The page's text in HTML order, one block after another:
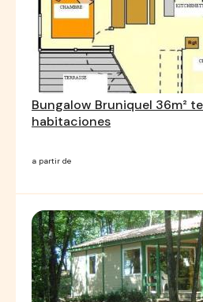
Bungalow Bruniquel 36m²
habitaciones
a partir de